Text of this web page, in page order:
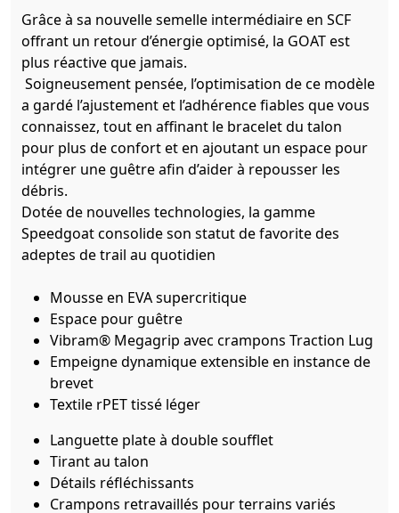
Grâce à sa nouvelle semelle intermédiaire en SCF
offrant un retour d’énergie optimisé, la GOAT est
plus réactive que jamais.
Soigneusement pensée, l’optimisation de ce modèle
a gardé l’ajustement et l’adhérence fiables que vous
connaissez, tout en affinant le bracelet du talon
pour plus de confort et en ajoutant un espace pour
intégrer une guêtre afin d’aider à repousser les
débris.
Dotée de nouvelles technologies, la gamme
Speedgoat consolide son statut de favorite des
adeptes de trail au quotidien
Mousse en EVA supercritique
Espace pour guêtre
Vibram® Megagrip avec crampons Traction Lug
Empeigne dynamique extensible en instance de
brevet
Textile rPET tissé léger
Languette plate à double soufflet
Tirant au talon
Détails réfléchissants
Crampons retravaillés pour terrains variés